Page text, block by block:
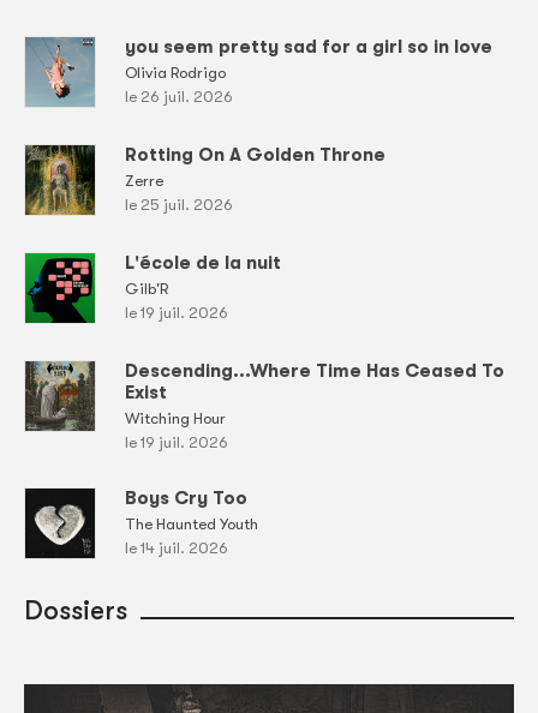
you seem pretty sad for a girl so in love
Olivia Rodrigo
le 26 juil. 2026
Rotting On A Golden Throne
Zerre
le 25 juil. 2026
L'école de la nuit
Gilb'R
le 19 juil. 2026
Descending...Where Time Has Ceased To
Exist
Witching Hour
le 19 juil. 2026
Boys Cry Too
The Haunted Youth
le 14 juil. 2026
Dossiers